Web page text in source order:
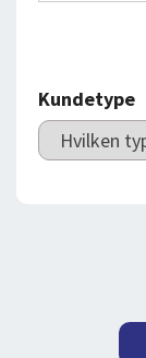
Kundetype